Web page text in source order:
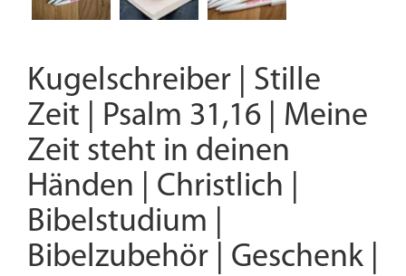
Kugelschreiber | Stille
Zeit | Psalm 31,16 | Meine
Zeit steht in deinen
Händen | Christlich |
Bibelstudium |
Bibelzubehör | Geschenk |